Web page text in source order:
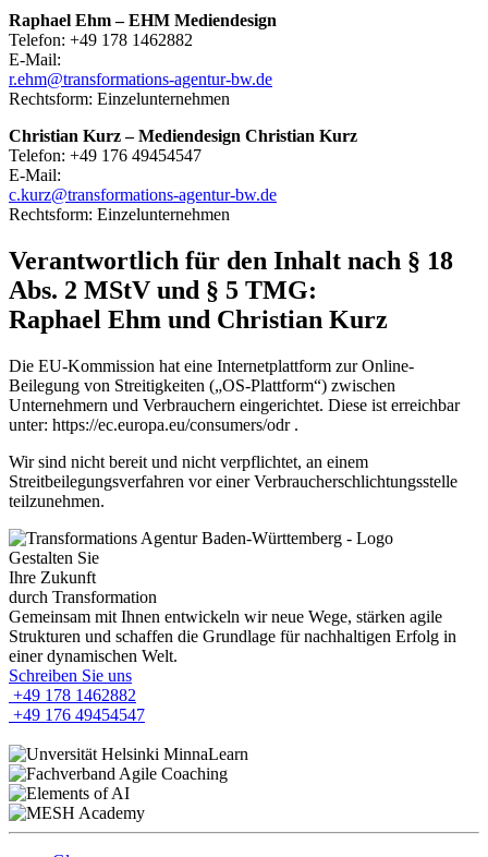
Raphael Ehm – EHM Mediendesign
Telefon: +49 178 1462882
E-Mail:
r.ehm@transformations-agentur-bw.de
Rechtsform: Einzelunternehmen
Christian Kurz – Mediendesign Christian Kurz
Telefon: +49 176 49454547
E-Mail:
c.kurz@transformations-agentur-bw.de
Rechtsform: Einzelunternehmen
Verantwortlich für den Inhalt nach § 18
Abs. 2 MStV und § 5 TMG:
Raphael Ehm und Christian Kurz
Die EU-Kommission hat eine Internetplattform zur Online-
Beilegung von Streitigkeiten („OS-Plattform“) zwischen
Unternehmern und Verbrauchern eingerichtet. Diese ist erreichbar
unter: https://ec.europa.eu/consumers/odr .
Wir sind nicht bereit und nicht verpflichtet, an einem
Streitbeilegungsverfahren vor einer Verbraucherschlichtungsstelle
teilzunehmen.
Gestalten Sie
Ihre Zukunft
durch Transformation
Gemeinsam mit Ihnen entwickeln wir neue Wege, stärken agile
Strukturen und schaffen die Grundlage für nachhaltigen Erfolg in
einer dynamischen Welt.
Schreiben Sie uns
+49 178 1462882
+49 176 49454547